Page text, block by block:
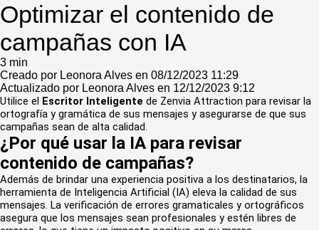
Optimizar el contenido de
campañas con IA
3 min
Creado por Leonora Alves en 08/12/2023 11:29
Actualizado por Leonora Alves en 12/12/2023 9:12
Utilice el Escritor Inteligente de Zenvia Attraction para revisar la
ortografía y gramática de sus mensajes y asegurarse de que sus
campañas sean de alta calidad.
¿Por qué usar la IA para revisar
contenido de campañas?
Además de brindar una experiencia positiva a los destinatarios, la
herramienta de Inteligencia Artificial (IA) eleva la calidad de sus
mensajes. La verificación de errores gramaticales y ortográficos
asegura que los mensajes sean profesionales y estén libres de